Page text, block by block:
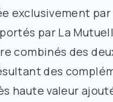
par
par La
combinés des
des
haute valeur